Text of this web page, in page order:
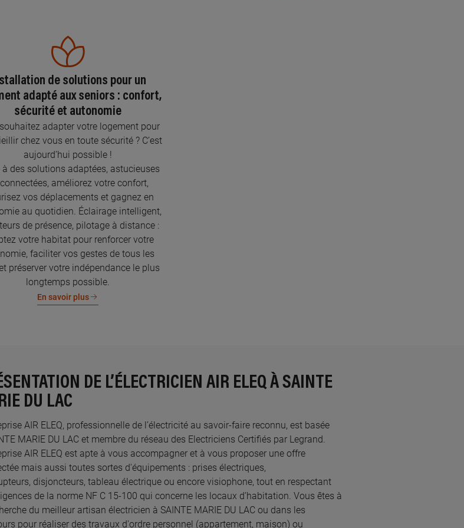
de solutions pour un
adapté aux seniors : confort,
sécurité et autonomie
adapter votre logement pour
chez vous en toute sécurité ? C’est
aujourd’hui possible !
à des solutions adaptées, astucieuses
améliorez votre confort,
vos déplacements et gagnez en
au quotidien. Éclairage intelligent,
de présence, pilotage à distance :
votre habitat pour renforcer votre
faciliter vos gestes de tous les
préserver votre indépendance le plus
longtemps possible.
En savoir plus
DE L’ÉLECTRICIEN AIR ELEQ À SAINTE
DU LAC
AIR ELEQ, professionnelle de l’électricité au savoir-faire reconnu, est basée
MARIE DU LAC et membre du réseau des Electriciens Certifiés par Legrand.​
AIR ELEQ est apte à vous accompagner et à vous proposer une offre
mais aussi toutes sortes d'équipements : prises électriques,
disjoncteurs, tableau électrique ou encore visiophone, tout en respectant
de la norme NF C 15-100 qui concerne les locaux d’habitation. Vous êtes à
du meilleur artisan électricien à SAINTE MARIE DU LAC ou dans les
pour réaliser des travaux d'ordre personnel (appartement, maison) ou